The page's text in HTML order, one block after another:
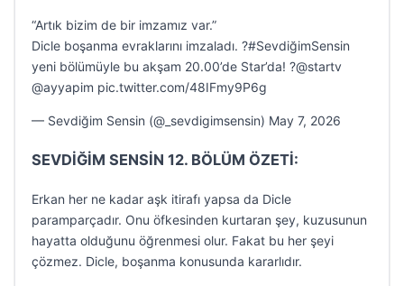
“Artık bizim de bir imzamız var.”
Dicle boşanma evraklarını imzaladı. ?#SevdiğimSensin
yeni bölümüyle bu akşam 20.00’de Star’da! ?@startv
@ayyapim pic.twitter.com/48IFmy9P6g
— Sevdiğim Sensin (@_sevdigimsensin) May 7, 2026
SEVDİĞİM SENSİN 12. BÖLÜM ÖZETİ:
Erkan her ne kadar aşk itirafı yapsa da Dicle
paramparçadır. Onu öfkesinden kurtaran şey, kuzusunun
hayatta olduğunu öğrenmesi olur. Fakat bu her şeyi
çözmez. Dicle, boşanma konusunda kararlıdır.